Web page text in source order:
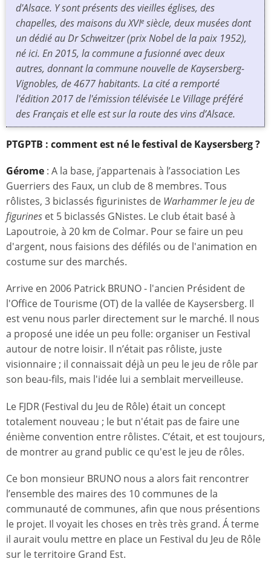
d'Alsace. Y sont présents des vieilles églises, des
chapelles, des maisons du XVIe siècle, deux musées dont
un dédié au Dr Schweitzer (prix Nobel de la paix 1952),
né ici. En 2015, la commune a fusionné avec deux
autres, donnant lacommune nouvellede Kaysersberg-
Vignobles, de 4677 habitants. La cité a remporté
l'édition 2017 de l'émission téléviséeLe Village préféré
des Françaiset elle est sur la route des vins d’Alsace.
PTGPTB : comment est né le festival de Kaysersberg ?
Gérome : A la base, j’appartenais à l’association Les
Guerriers des Faux, un club de 8 membres. Tous
rôlistes, 3 biclassés figurinistes de Warhammer le jeu de
figurines et 5 biclassés GNistes. Le club était basé à
Lapoutroie, à 20 km de Colmar. Pour se faire un peu
d'argent, nous faisions des défilés ou de l'animation en
costume sur des marchés.
Arrive en 2006 Patrick BRUNO - l'ancien Président de
l'Office de Tourisme (OT) de la vallée de Kaysersberg. Il
est venu nous parler directement sur le marché. Il nous
a proposé une idée un peu folle: organiser un Festival
autour de notre loisir. Il n’était pas rôliste, juste
visionnaire ; il connaissait déjà un peu le jeu de rôle par
son beau-fils, mais l'idée lui a semblait merveilleuse.
Le FJDR (Festival du Jeu de Rôle) était un concept
totalement nouveau ; le but n'était pas de faire une
énième convention entre rôlistes. C’était, et est toujours,
de montrer au grand public ce qu'est le jeu de rôles.
Ce bon monsieur BRUNO nous a alors fait rencontrer
l’ensemble des maires des 10 communes de la
communauté de communes, afin que nous présentions
le projet. Il voyait les choses en très très grand. Á terme
il aurait voulu mettre en place un Festival du Jeu de Rôle
sur le territoire Grand Est.